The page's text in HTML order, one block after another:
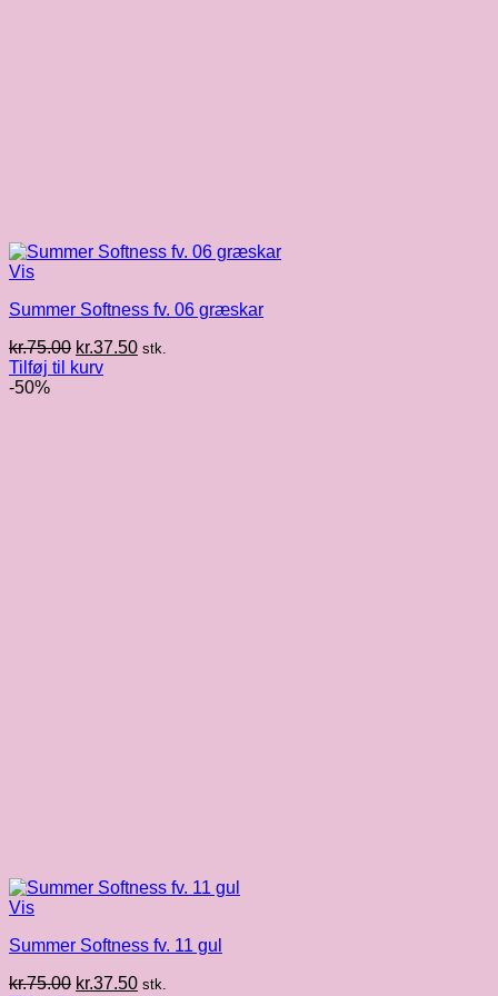
Vis
Summer Softness fv. 06 græskar
kr.75.00 Den
oprindelige
kr.37.50Den
stk.
Tilføj til kurv
-50%
Vis
Summer Softness fv. 11 gul
kr.75.00 Den
kr.37.50Den
stk.